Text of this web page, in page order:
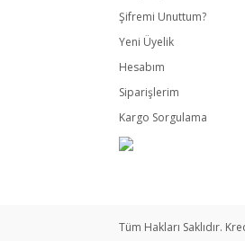
Şifremi Unuttum?
Yeni Üyelik
Hesabım
Siparişlerim
Kargo Sorgulama
Tüm Hakları Saklıdır.